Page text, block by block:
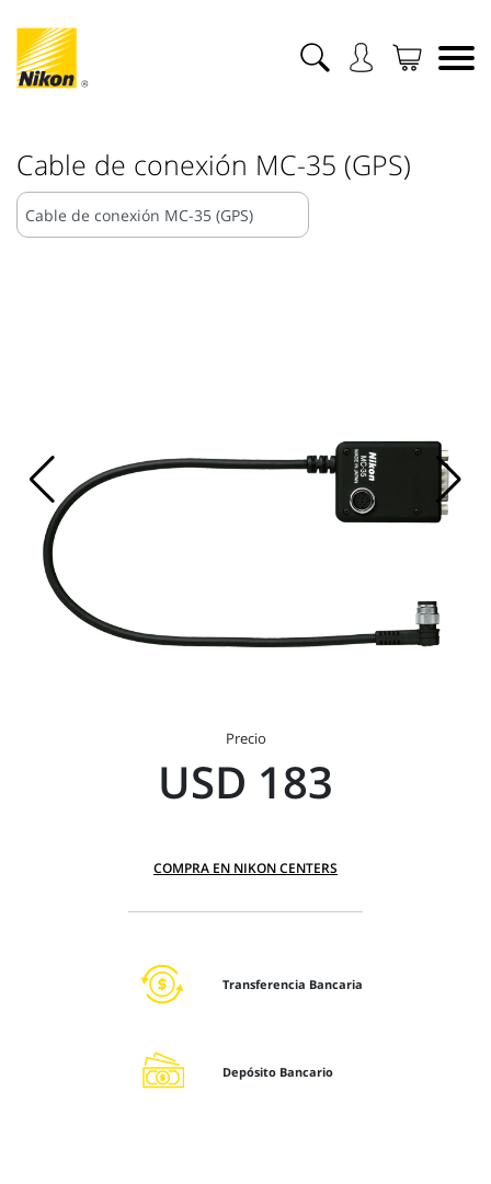
Cable de conexión MC-35 (GPS)
Precio
USD 183
COMPRA EN NIKON CENTERS
Transferencia Bancaria
Depósito Bancario